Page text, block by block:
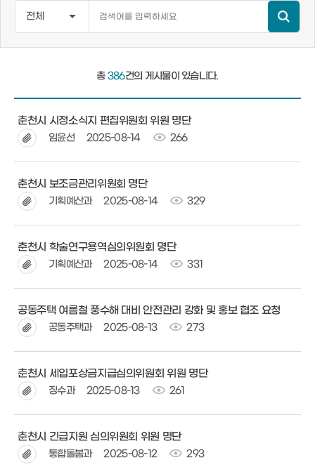
총386건의 게시물이 있습니다.
춘천시 시정소식지 편집위원회 위원 명단
임윤선 2025-08-14 266
춘천시 보조금관리위원회 명단
기획예산과 2025-08-14 329
춘천시 학술연구용역심의위원회 명단
기획예산과 2025-08-14 331
공동주택 여름철 풍수해 대비 안전관리 강화 및 홍보 협조 요청
공동주택과 2025-08-13 273
춘천시 세입포상금지급심의위원회 위원 명단
징수과 2025-08-13 261
춘천시 긴급지원 심의위원회 위원 명단
통합돌봄과 2025-08-12 293